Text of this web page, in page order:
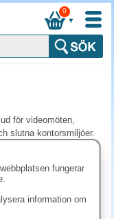
▼
0
för videomöten,
slutna kontorsmiljöer.
och
för kontoret från
Joy svart
fungerar
information om